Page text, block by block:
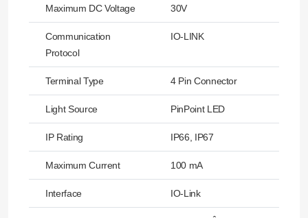
Maximum DC Voltage 30V
Communication
Protocol
IO-LINK
Terminal Type 4 Pin Connector
Light Source PinPoint LED
IP Rating IP66, IP67
Maximum Current 100 mA
Interface IO-Link